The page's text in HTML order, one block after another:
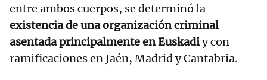
entre ambos cuerpos, se determinó la
existencia de una organización criminal
asentada principalmente en Euskadiy con
ramificaciones en Jaén, Madrid y Cantabria.